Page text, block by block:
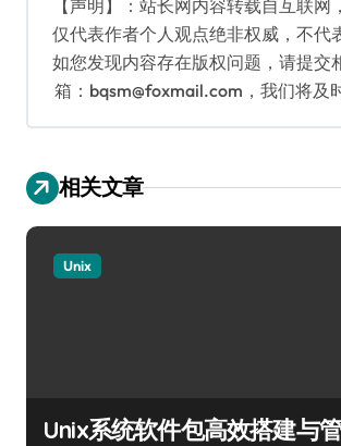
【声明】：站长网内容转载自互联网
仅代表作者个人观点绝非权威，不代
如您发现内容存在版权问题，请提交
箱：bqsm@foxmail.com，我们将及
相关文章
Unix
Unix系统软件包高效搭建与